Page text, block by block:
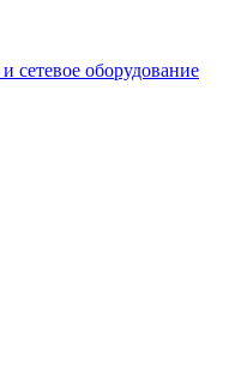
сетевое оборудование